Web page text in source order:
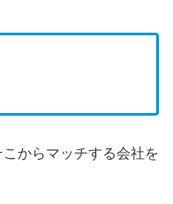
からマッチする会社を